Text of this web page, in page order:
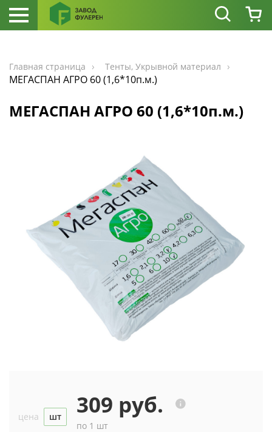
Главная страница Тенты, Укрывной материал
МЕГАСПАН АГРО 60 (1,6*10п.м.)
МЕГАСПАН АГРО 60 (1,6*10п.м.)
цена шт 309 руб.
по 1 шт